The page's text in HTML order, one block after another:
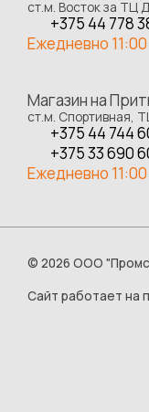
ст.м. Восток за ТЦ
+375 44 778
Ежедневно
Магазин на
ст.м. Спортивная,
+375 44 744
+375 33 690
Ежедневно
© 2026 ООО
Сайт работает на